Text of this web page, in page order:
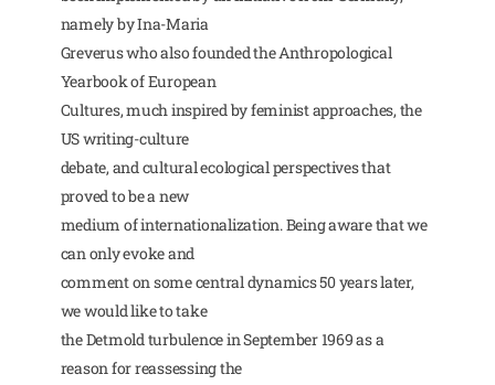
namely by Ina-Maria
Greverus who also founded the Anthropological
Yearbook of European
Cultures, much inspired by feminist approaches, the
US writing-culture
debate, and cultural ecological perspectives that
proved to be a new
medium of internationalization. Being aware that we
can only evoke and
comment on some central dynamics 50 years later,
we would like to take
the Detmold turbulence in September 1969 as a
reason for reassessing the